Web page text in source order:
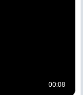
00:08